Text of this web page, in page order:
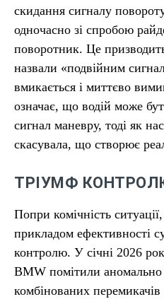
скидання сигналу
одночасно зі спробою
поворотник. Це
назвали «подвійним
вмикається і миттєво
означає, що водій може
сигнал маневру, тоді як
скасувала, що створює
ТРІУМФ
Попри комічність
прикладом ефективності
контролю. У січні 2026
BMW помітили аномально
комбінованих